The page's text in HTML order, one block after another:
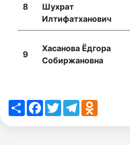
8
Шухрат
Илтифатханович
9
Хасанова Ёдгора
Собиржановна
ShareFacebook
TwitterTelegramOdnoklassniki